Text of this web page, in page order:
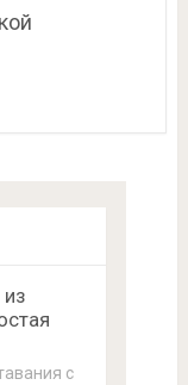
из
с